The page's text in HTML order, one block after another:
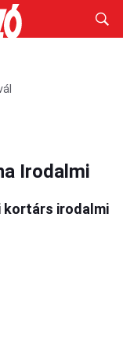
Irodalmi
kortárs irodalmi